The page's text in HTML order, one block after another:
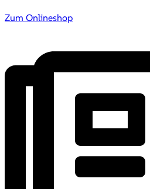
Zum Onlineshop